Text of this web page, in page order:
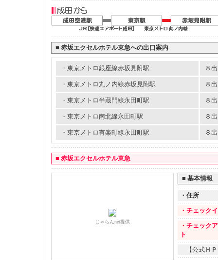
■ 赤坂エクセルホテル東急への出口案内
・東京メトロ銀座線赤坂見附駅 ８
・東京メトロ丸ノ内線赤坂見附駅 ８
・東京メトロ半蔵門線永田町駅 ８
・東京メトロ南北線永田町駅 ８
・東京メトロ有楽町線永田町駅 ８
■ 赤坂エクセルホテル東急
じゃらんnet提供
■ 基本情報
・住所
・チェック
・チェック
ト
【公式Ｈ